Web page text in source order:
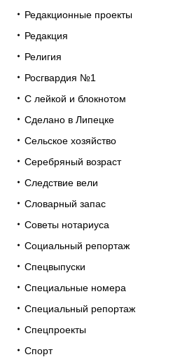
Редакционные проекты
Редакция
Религия
Росгвардия №1
С лейкой и блокнотом
Сделано в Липецке
Сельское хозяйство
Серебряный возраст
Следствие вели
Словарный запас
Советы нотариуса
Социальный репортаж
Спецвыпуски
Специальные номера
Специальный репортаж
Спецпроекты
Спорт